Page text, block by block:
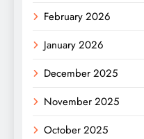
February 2026
January 2026
December 2025
November 2025
October 2025